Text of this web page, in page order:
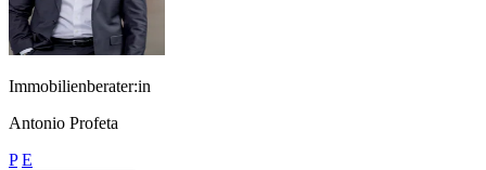
Immobilienberater:in
Antonio Profeta
P E